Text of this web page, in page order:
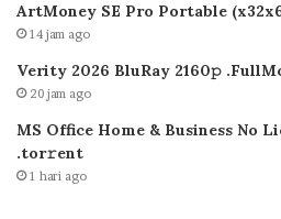
ArtMoney SE Pro Portable
14 jam ago
Verity 2026 BluRay 2160𝚙
20 jam ago
MS Office Home & Business No
.tоr𝚛еnt
1 hari ago